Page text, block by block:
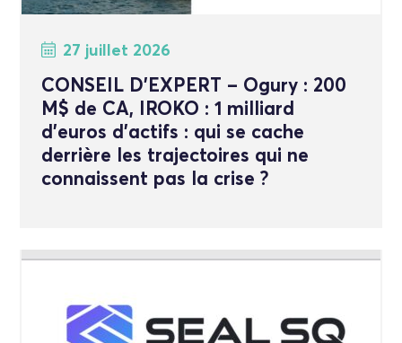
27 juillet 2026
CONSEIL D’EXPERT – Ogury : 200
M$ de CA, IROKO : 1 milliard
d’euros d’actifs : qui se cache
derrière les trajectoires qui ne
connaissent pas la crise ?